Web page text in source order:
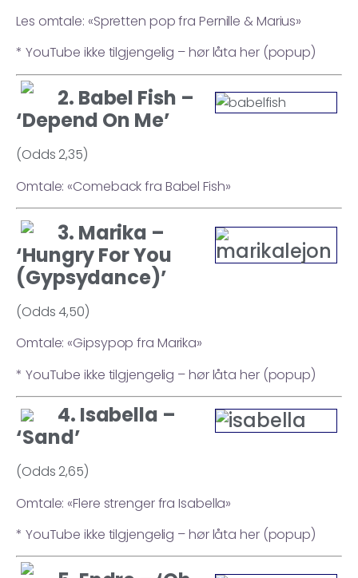
Les omtale: «Spretten pop fra Pernille & Marius»
* YouTube ikke tilgjengelig – hør låta her (popup)
2. Babel Fish –
‘Depend On Me’
(Odds 2,35)
Omtale: «Comeback fra Babel Fish»
3. Marika –
‘Hungry For You
(Gypsydance)’
(Odds 4,50)
Omtale: «Gipsypop fra Marika»
* YouTube ikke tilgjengelig – hør låta her (popup)
4. Isabella –
‘Sand’
(Odds 2,65)
Omtale: «Flere strenger fra Isabella»
* YouTube ikke tilgjengelig – hør låta her (popup)